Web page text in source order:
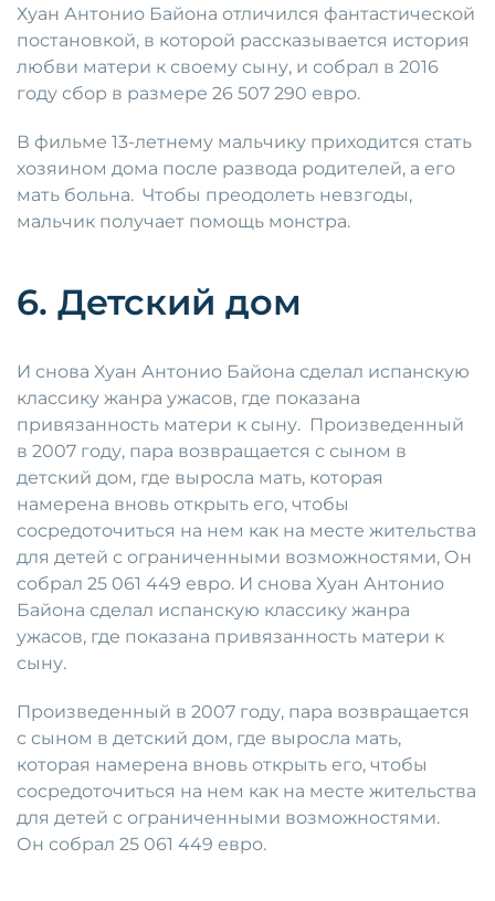
Хуан Антонио Байона отличился фантастической
постановкой, в которой рассказывается история
любви матери к своему сыну, и собрал в 2016
году сбор в размере 26 507 290 евро.
В фильме 13-летнему мальчику приходится стать
хозяином дома после развода родителей, а его
мать больна. Чтобы преодолеть невзгоды,
мальчик получает помощь монстра.
6. Детский дом
И снова Хуан Антонио Байона сделал испанскую
классику жанра ужасов, где показана
привязанность матери к сыну. Произведенный
в 2007 году, пара возвращается с сыном в
детский дом, где выросла мать, которая
намерена вновь открыть его, чтобы
сосредоточиться на нем как на месте жительства
для детей с ограниченными возможностями, Он
собрал 25 061 449 евро. И снова Хуан Антонио
Байона сделал испанскую классику жанра
ужасов, где показана привязанность матери к
сыну.
Произведенный в 2007 году, пара возвращается
с сыном в детский дом, где выросла мать,
которая намерена вновь открыть его, чтобы
сосредоточиться на нем как на месте жительства
для детей с ограниченными возможностями.
Он собрал 25 061 449 евро.